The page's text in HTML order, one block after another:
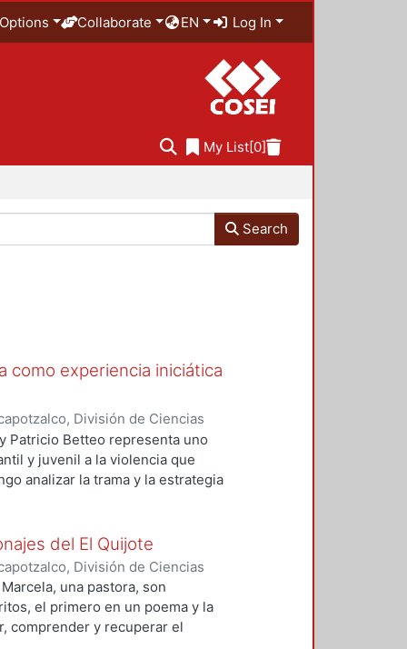
Options Collaborate EN Log In
My List[0]
Search
como experiencia iniciática
División de Ciencias
,2013-12 )Sperling,
Patricio Betteo representa uno
y juvenil a la violencia que
analizar la trama y la estrategia
representación del trauma
Los ojos de Lía is one of the
literature towards violence
proposes a contextualization
contemporary production
of representation
del El Quijote
División de Ciencias
, 2013-06)Rudoy, Myriam
una pastora, son
el primero en un poema y la
comprender y recuperar el